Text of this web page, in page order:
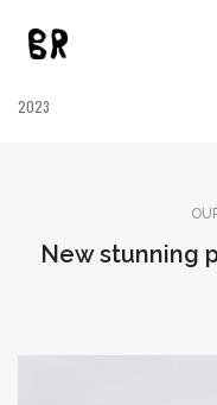
38 x 61 cm
2023
New stunning